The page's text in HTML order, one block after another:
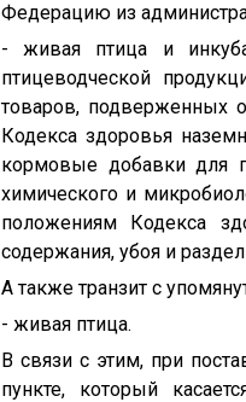
Федерацию из
- живая птица и
птицеводческой
товаров, подверженных
Кодекса здоровья
кормовые добавки для
химического и
положениям Кодекса
содержания, убоя и
А также транзит с
- живая птица.
В связи с этим, при
пункте, который